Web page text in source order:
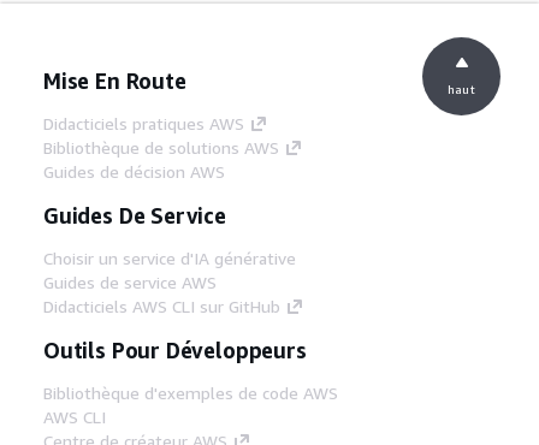
Mise En Route
Didacticiels pratiques AWS
Bibliothèque de solutions AWS
Guides de décision AWS
Guides De Service
Choisir un service d'IA générative
Guides de service AWS
Didacticiels AWS CLI sur GitHub
Outils Pour Développeurs
Bibliothèque d'exemples de code AWS
AWS CLI
Centre de créateur AWS
haut